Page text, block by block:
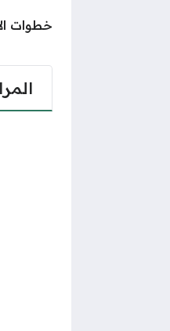
خطوات